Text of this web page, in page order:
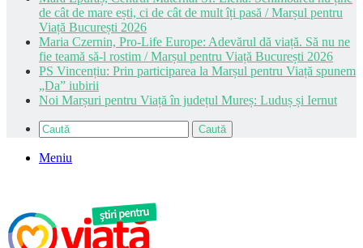
de cât de mare ești, ci de cât de mult îți pasă / Marșul pentru
Viață București 2026
Maria Czernin, Pro-Life Europe: Adevărul dă viață. Să nu ne
fie teamă să-l rostim / Marșul pentru Viață București 2026
PS Vincențiu: Prin participarea la Marșul pentru Viață spunem
„Da” iubirii
Noi Marșuri pentru Viață în județul Mureș: Luduș și Iernut
Caută
Meniu